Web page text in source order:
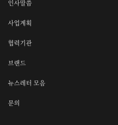
인사말씀
사업계획
협력기관
브랜드
뉴스레터 모음
문의